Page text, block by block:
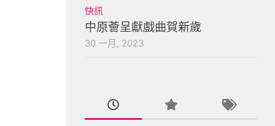
快訊
中原薈呈獻戲曲賀新歲
30 一月, 2023